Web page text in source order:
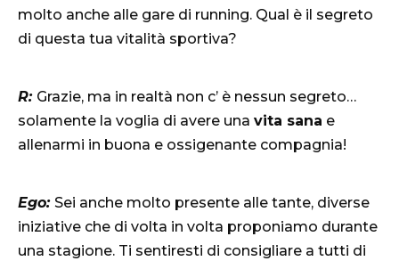
molto anche alle gare di running. Qual è il segreto
di questa tua vitalità sportiva?
R: Grazie, ma in realtà non c’ è nessun segreto…
solamente la voglia di avere una vita sana e
allenarmi in buona e ossigenante compagnia!
Ego: Sei anche molto presente alle tante, diverse
iniziative che di volta in volta proponiamo durante
una stagione. Ti sentiresti di consigliare a tutti di